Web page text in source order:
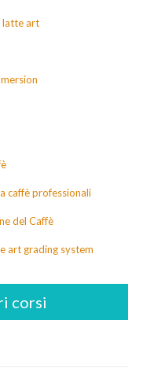
latte art
caffè professionali
del Caffè
art grading system
corsi